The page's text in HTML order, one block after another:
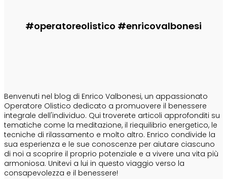
#operatoreolistico #enricovalbonesi
Benvenuti nel blog di Enrico Valbonesi, un appassionato
Operatore Olistico dedicato a promuovere il benessere
integrale dell'individuo. Qui troverete articoli approfonditi su
tematiche come la meditazione, il riequilibrio energetico, le
tecniche di rilassamento e molto altro. Enrico condivide la
sua esperienza e le sue conoscenze per aiutare ciascuno
di noi a scoprire il proprio potenziale e a vivere una vita più
armoniosa. Unitevi a lui in questo viaggio verso la
consapevolezza e il benessere!